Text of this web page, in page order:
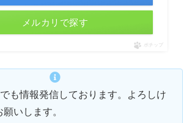
メルカリで探す
ポチップ
も情報発信しております。よろしけ
いします。